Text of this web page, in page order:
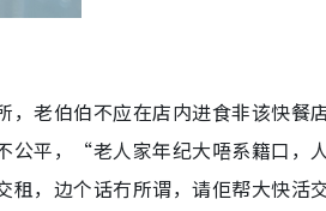
，老伯伯不应在店内进食非该快餐
公平，“老人家年纪大唔系籍口，
，边个话冇所谓，请佢帮大快活